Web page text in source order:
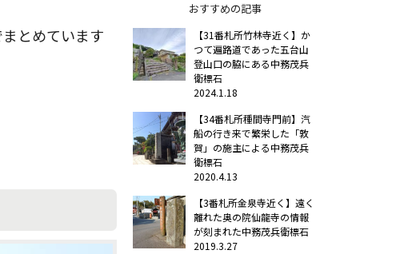
とめています
おすすめの記事
【31番札所竹林寺近く】か
つて遍路道であった五台山
登山口の脇にある中務茂兵
衛標石
2024.1.18
【34番札所種間寺門前】汽
船の行き来で繁栄した「敦
賀」の施主による中務茂兵
衛標石
2020.4.13
【3番札所金泉寺近く】遠く
離れた奥の院仙龍寺の情報
が刻まれた中務茂兵衛標石
2019.3.27